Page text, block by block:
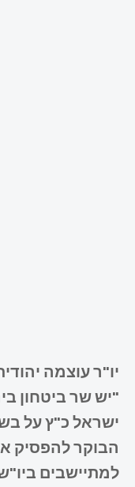
יו"ר עוצמה
"יש שר ביטחון
ישראל כ"ץ על
הבוקר להפסיק
למתיישבים